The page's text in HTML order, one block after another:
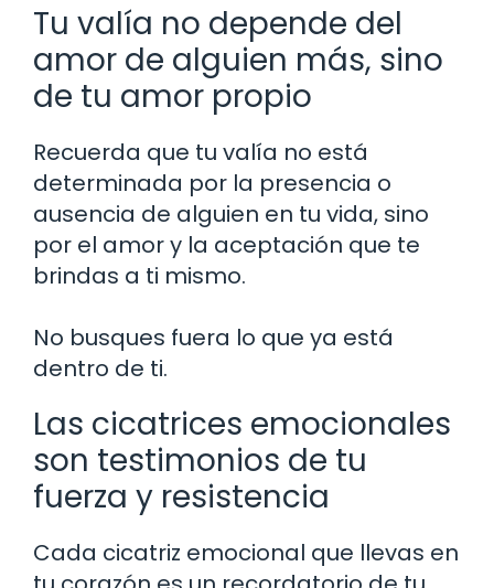
Tu valía no depende del
amor de alguien más, sino
de tu amor propio
Recuerda que tu valía no está
determinada por la presencia o
ausencia de alguien en tu vida, sino
por el amor y la aceptación que te
brindas a ti mismo.
No busques fuera lo que ya está
dentro de ti.
Las cicatrices emocionales
son testimonios de tu
fuerza y resistencia
Cada cicatriz emocional que llevas en